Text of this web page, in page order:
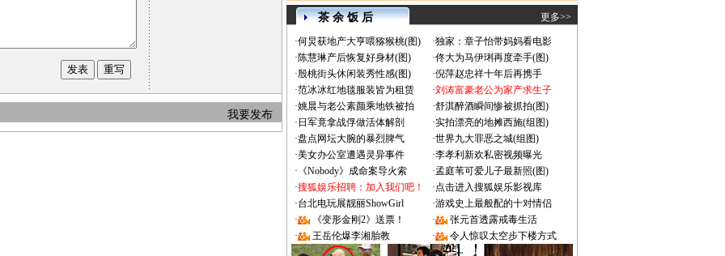
我要发布
茶 余 饭 后 更多>>
·何炅获地产大亨喂猕猴桃(图) ·独家：章子怡带妈妈看电影
·陈慧琳产后恢复好身材(图) ·佟大为马伊琍再度牵手(图)
·殷桃街头休闲装秀性感(图) ·倪萍赵忠祥十年后再携手
·范冰冰红地毯服装皆为租赁 ·刘涛富豪老公为家产求生子
·姚晨与老公素颜乘地铁被拍 ·舒淇醉酒瞬间惨被抓拍(图)
· 日军竟拿战俘做活体解剖 ·实拍漂亮的地摊西施(组图)
·盘点网坛大腕的暴烈脾气 ·世界九大罪恶之城(组图)
·美女办公室遭遇灵异事件 ·李孝利新欢私密视频曝光
· 《Nobody》成命案导火索 ·孟庭苇可爱儿子最新照(图)
·搜狐娱乐招聘：加入我们吧！ ·点击进入搜狐娱乐影视库
·台北电玩展靓丽ShowGirl ·游戏史上最般配的十对情侣
·
《变形金刚2》送票！ ·
张元首透露戒毒生活
·
王岳伦爆李湘胎教 · 令人惊叹太空步下楼方式